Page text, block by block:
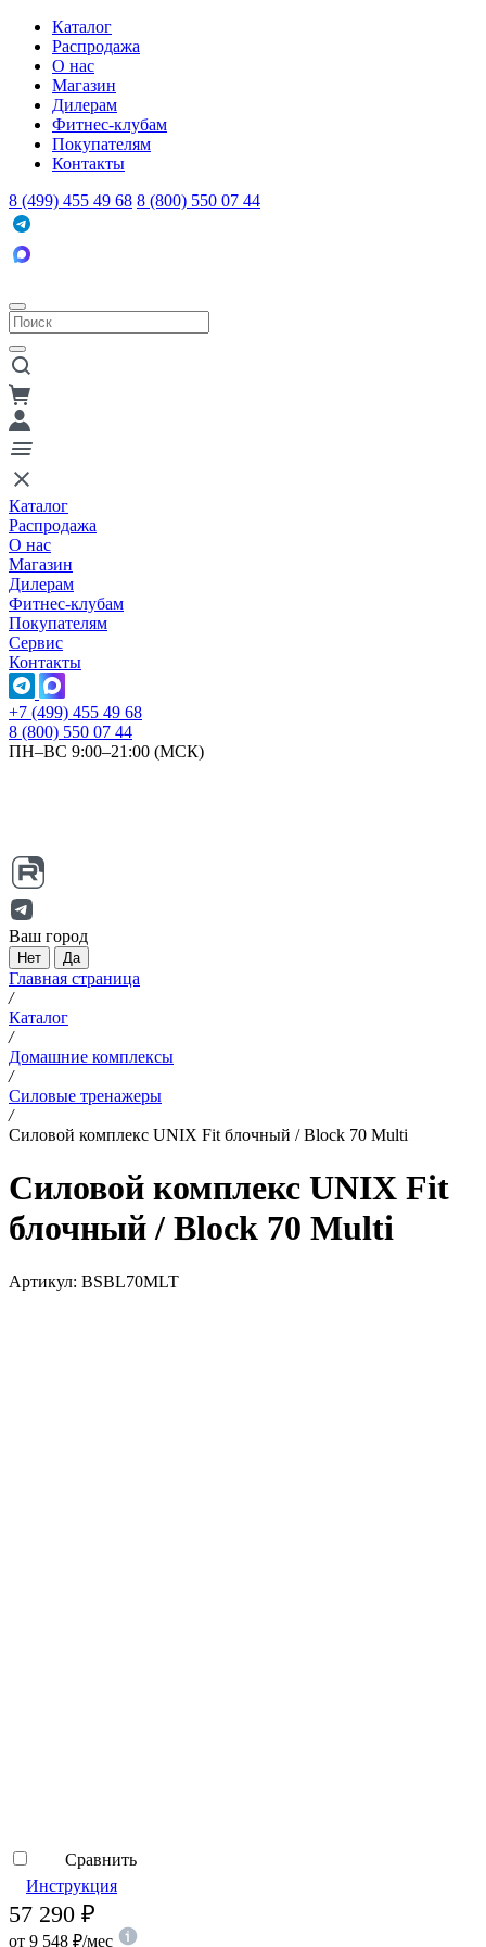
Каталог
Распродажа
О нас
Магазин
Дилерам
Фитнес-клубам
Покупателям
Контакты
8 (499) 455 49 68 8 (800) 550 07 44
Каталог
Распродажа
О нас
Магазин
Дилерам
Фитнес-клубам
Покупателям
Сервис
Контакты
+7 (499) 455 49 68
8 (800) 550 07 44
ПН–ВС 9:00–21:00 (МСК)
Ваш город
Нет Да
Главная страница
/
Каталог
/
Домашние комплексы
/
Силовые тренажеры
/
Силовой комплекс UNIX Fit блочный / Block 70 Multi
Силовой комплекс UNIX Fit
блочный / Block 70 Multi
Артикул: BSBL70MLT
Сравнить
Инструкция
57 290 ₽
от 9 548 ₽/мес